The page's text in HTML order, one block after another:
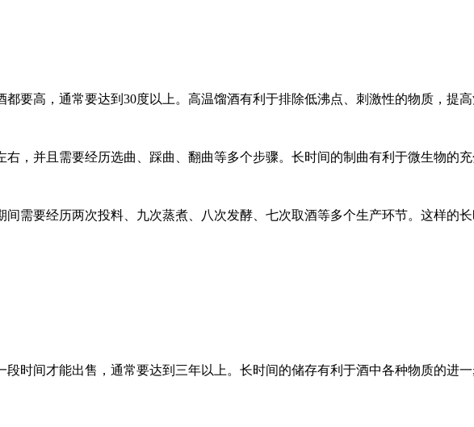
要高，通常要达到30度以上。高温馏酒有利于排除低沸点、刺激性的物质，提高
，并且需要经历选曲、踩曲、翻曲等多个步骤。长时间的制曲有利于微生物的
间需要经历两次投料、九次蒸煮、八次发酵、七次取酒等多个生产环节。这样的
时间才能出售，通常要达到三年以上。长时间的储存有利于酒中各种物质的进